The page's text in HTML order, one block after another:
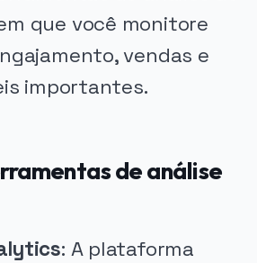
que você monitore
vendas e
importantes.
de análise
: A plataforma